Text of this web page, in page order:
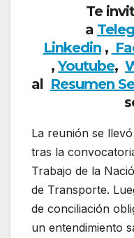
Te
a
Linkedin,
,Youtube,
al Resumen
La reunión se
tras la
Trabajo de la
de Transporte.
de conciliación
un entendimiento